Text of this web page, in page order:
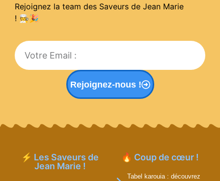
Rejoignez la team des Saveurs de Jean Marie
! 🧑‍🍳🎉
Rejoignez-nous !
⚡ Les Saveurs de
Jean Marie !
🔥 Coup de cœur !
Tabel karouia : découvrez